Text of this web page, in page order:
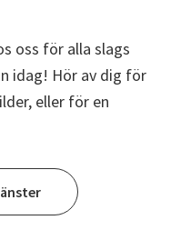
oss för alla slags
idag! Hör av dig för
eller för en